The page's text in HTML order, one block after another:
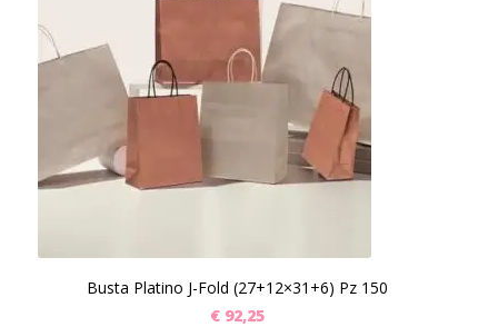
Busta Platino J-Fold (27+12×31+6) Pz 150
€ 92,25